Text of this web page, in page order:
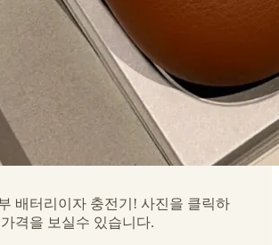
배터리이자 충전기! 사진을 클릭하
격을 보실수 있습니다.